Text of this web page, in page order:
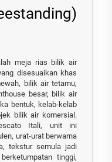
meja rias bilik air
disesuaikan khas
bilik air tetamu,
besar, bilik air
bentuk, kelab-kelab
bilik air komersial.
Itali, unit ini
urat-urat berwarna
tekstur semula jadi
tinggi,